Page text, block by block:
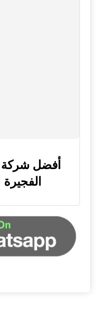
أفضل شركة
الفجيرة